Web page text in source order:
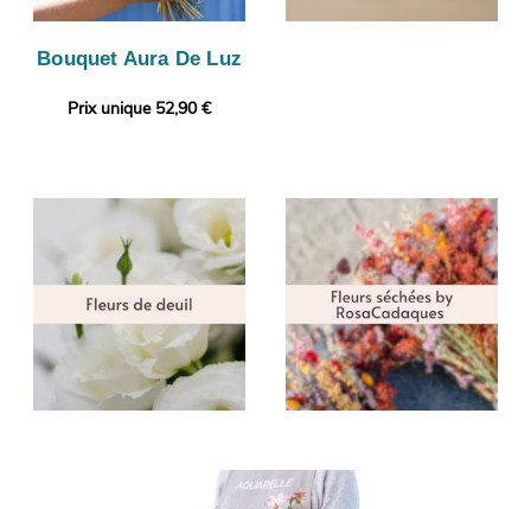
Bouquet Aura De Luz
Prix unique 52,90 €